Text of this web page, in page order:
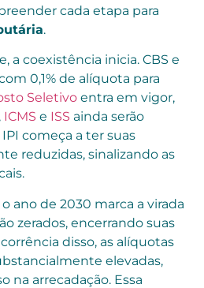
cada etapa para
.
a coexistência inicia. CBS e
0,1% de alíquota para
Seletivo entra em vigor,
ICMS e ISS ainda serão
começa a ter suas
reduzidas, sinalizando as
ano de 2030 marca a virada
zerados, encerrando suas
disso, as alíquotas
elevadas,
na arrecadação. Essa